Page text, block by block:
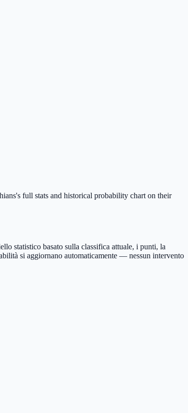
full stats and historical probability chart on their
statistico basato sulla classifica attuale, i punti, la
si aggiornano automaticamente — nessun intervento